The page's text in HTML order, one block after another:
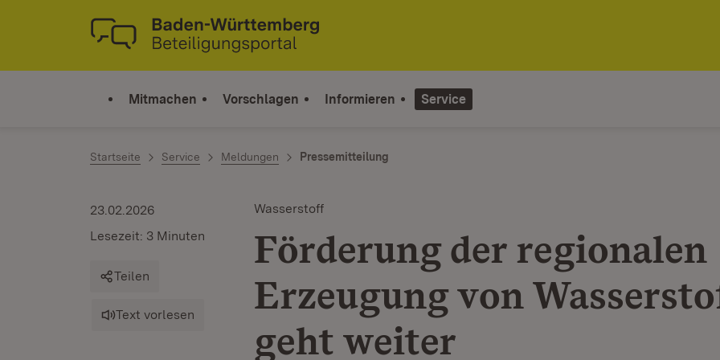
Zum Inhalt springen
Link zur Startseite
Mitmachen Vorschlagen Informieren Service
Startseite Service Meldungen Pressemitteilung
Wasserstoff
Förderung der regionalen
Erzeugung von
geht weiter
23.02.2026
Lesezeit: 3 Minuten
Teilen
Text vorlesen